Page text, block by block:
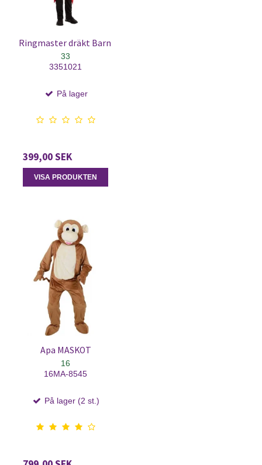
Ringmaster dräkt Barn
33
3351021
På lager
399,00 SEK
VISA PRODUKTEN
Apa MASKOT
16
16MA-8545
På lager (2 st.)